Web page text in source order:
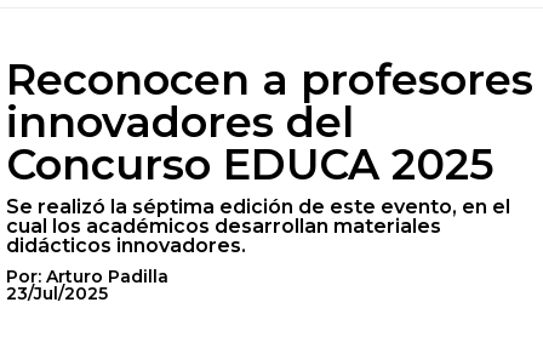
Reconocen a profesores
innovadores del
Concurso EDUCA 2025
Se realizó la séptima edición de este evento, en el
cual los académicos desarrollan materiales
didácticos innovadores.
Por: Arturo Padilla
23/Jul/2025